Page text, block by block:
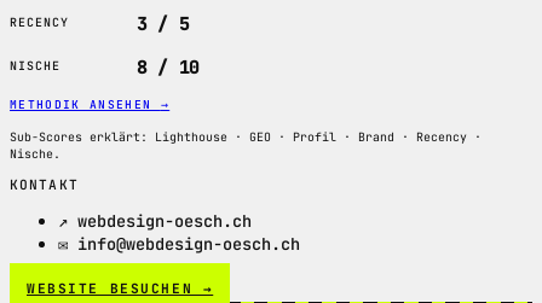
RECENCY 3 / 5
NISCHE 8 / 10
METHODIK ANSEHEN →
Sub-Scores erklärt: Lighthouse · GEO · Profil · Brand · Recency ·
Nische.
KONTAKT
↗ webdesign-oesch.ch
✉ info@webdesign-oesch.ch
WEBSITE BESUCHEN →